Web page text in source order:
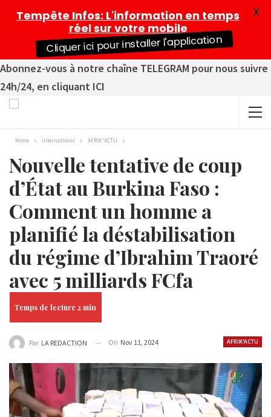
Abonnez-vous à notre chaîne TELEGRAM pour nous suivre
24h/24, en cliquant ICI
Home International AFRIK'ACTU
Nouvelle tentative de coup
d’État au Burkina Faso :
Comment un homme a
planifié la déstabilisation
du régime d’Ibrahim Traoré
avec 5 milliards FCfa
AFRIK'ACTU
Par LA REDACTION On Nov 11, 2024
Tempête Infos: L'information en temps
réel sur votre mobile
Cliquer ici pour installer l'application
X